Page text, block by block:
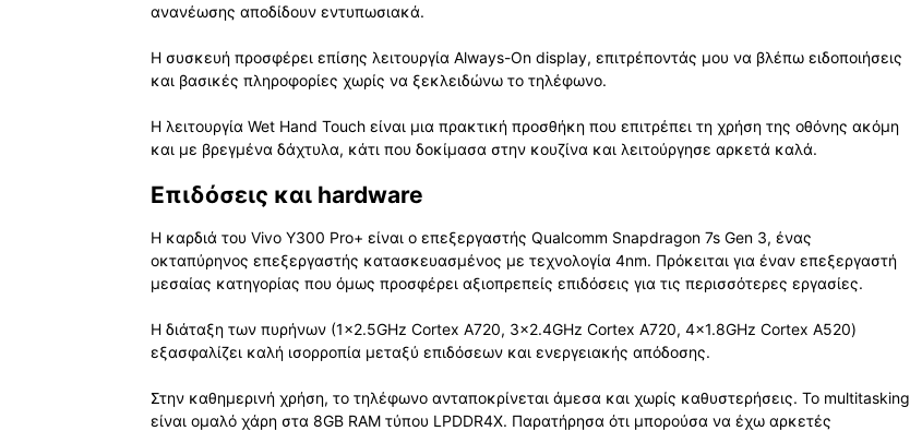
ανανέωσης αποδίδουν εντυπωσιακά.
Η συσκευή προσφέρει επίσης λειτουργία Always-On display, επιτρέποντάς μου να βλέπω ειδοποιήσεις
και βασικές πληροφορίες χωρίς να ξεκλειδώνω το τηλέφωνο.
Η λειτουργία Wet Hand Touch είναι μια πρακτική προσθήκη που επιτρέπει τη χρήση της οθόνης ακόμη
και με βρεγμένα δάχτυλα, κάτι που δοκίμασα στην κουζίνα και λειτούργησε αρκετά καλά.
Επιδόσεις και hardware
Η καρδιά του Vivo Y300 Pro+ είναι ο επεξεργαστής Qualcomm Snapdragon 7s Gen 3, ένας
οκταπύρηνος επεξεργαστής κατασκευασμένος με τεχνολογία 4nm. Πρόκειται για έναν επεξεργαστή
μεσαίας κατηγορίας που όμως προσφέρει αξιοπρεπείς επιδόσεις για τις περισσότερες εργασίες.
Η διάταξη των πυρήνων (1×2.5GHz Cortex A720, 3×2.4GHz Cortex A720, 4×1.8GHz Cortex A520)
εξασφαλίζει καλή ισορροπία μεταξύ επιδόσεων και ενεργειακής απόδοσης.
Στην καθημερινή χρήση, το τηλέφωνο ανταποκρίνεται άμεσα και χωρίς καθυστερήσεις. Το multitasking
είναι ομαλό χάρη στα 8GB RAM τύπου LPDDR4X. Παρατήρησα ότι μπορούσα να έχω αρκετές